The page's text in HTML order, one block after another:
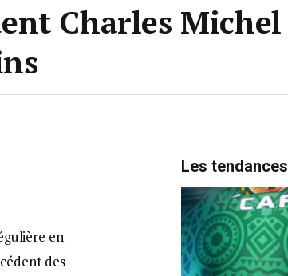
Charles Michel
en
des
Les tendances